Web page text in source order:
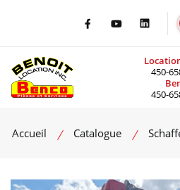
FacebookYoutube
450-
450-
Accueil Catalogue